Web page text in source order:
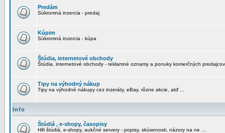
Predám
Súkromná inzercia - predaj
Kúpim
Súkromná inzercia - kúpa
Štúdia, internetové obchody
Štúdia, internetové obchody - reklamné oznamy a ponuky komerčných predajcov
Tipy na výhodný nákup
Tipy na výhodné nákupy cez inzeráty, eBay, rôzne akcie, atď ...
Info
Štúdiá , e-shopy, časopisy
Hifi štúdiá, e-shopy, aukčné servery - popisy, skúsenosti, názory na ne ...